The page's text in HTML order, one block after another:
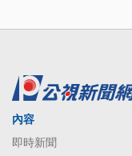
內容
即時新聞